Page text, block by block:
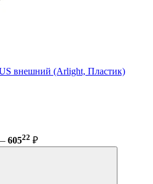
внешний (Arlight, Пластик)
60522 ₽